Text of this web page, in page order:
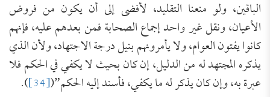
الباقين، ولو منعنا التقليد، لأفضى إلى أن يكون من فروض
الأعيان، ونقل غير واحد إجماع الصحابة فمن بعدهم عليه، فإنهم
كانوا يفتون العوام، ولا يأمرونهم بنيل درجة الاجتهاد، ولأن الذي
يذكره المجتهد له من الدليل، إن كان بحيث لا يكفي في الحكم فلا
عبرة به، وإن كان يذكر له ما يكفي، فأسند إليه الحكم”([34]
).